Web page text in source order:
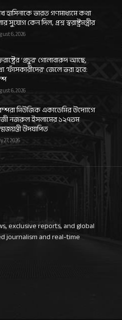
হাসিনাকে ভারত গণমাধ্যমে কথা
সুযোগ কেন দিল, প্রশ্ন স্বরাষ্ট্রমন্ত্রীর
6, 2026
‘প্রচুর’ গোলাবারুদ আছে,
‘ফাঁসকারীদের’ জেলে ভরা হবে:
6, 2026
মিউজিক একাডেমির উদ্যোগে
নজরুল ইসলামের ১২৭তম
উদযাপিত
27, 2026
exclusive reports, and global
journalism and real-time